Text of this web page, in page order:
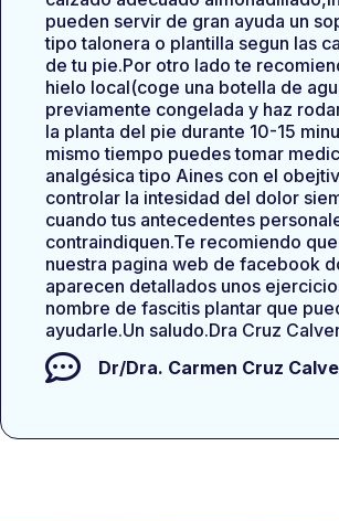
pueden servir de gran ayuda un
tipo talonera o plantilla segun las
de tu pie.Por otro lado te
hielo local(coge una botella de
previamente congelada y haz
la planta del pie durante 10-15
mismo tiempo puedes tomar
analgésica tipo Aines con el
controlar la intesidad del dolor
cuando tus antecedentes
contraindiquen.Te recomiendo
nuestra pagina web de facebook
aparecen detallados unos
nombre de fascitis plantar que
ayudarle.Un saludo.Dra Cruz
Dr/Dra. Carmen Cruz